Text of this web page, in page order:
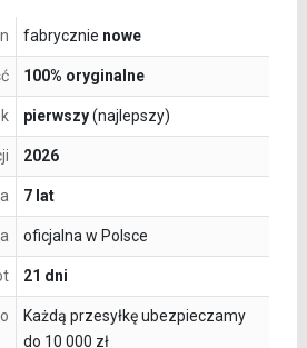
fabrycznie nowe
100% oryginalne
pierwszy(najlepszy)
2026
7 lat
oficjalna w Polsce
21 dni
Każdą przesyłkę ubezpieczamy
do 10 000 zł